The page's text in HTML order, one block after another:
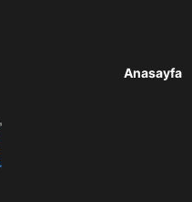
Anasayfa